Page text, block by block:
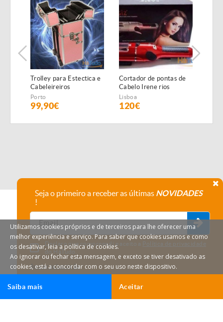
Ligar Email
Trolley para Estectica e
Cabeleireiros
Porto
99,90€
Cortador de pontas de
Cabelo Irene rios
NOVAS
Lisboa
120€
HáTudo © 2026 Todos os direitos reservados.
Seja o primeiro a receber as últimas NOVIDADES
!
Declaro que compreendi e aceito a Política de privacidade
do HáTudo.
Anular subscrição
Utilizamos cookies próprios e de terceiros para lhe oferecer uma
melhor experiência e serviço. Para saber que cookies usamos e como
os desativar, leia a política de cookies.
Ao ignorar ou fechar esta mensagem, e exceto se tiver desativado as
cookies, está a concordar com o seu uso neste dispositivo.
Aceitar
Saiba mais